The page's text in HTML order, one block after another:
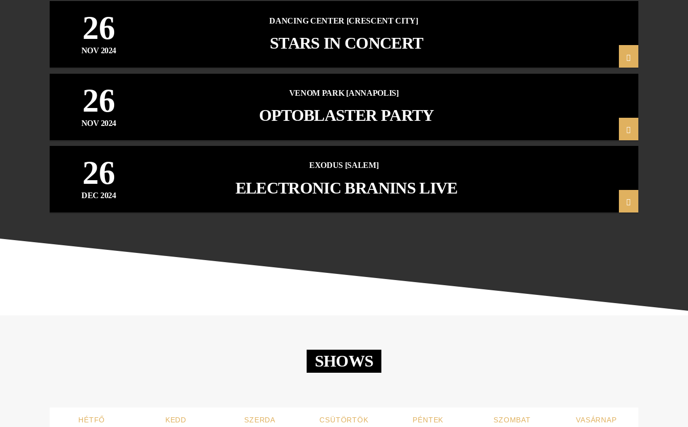
26
NOV 2024
DANCING CENTER [CRESCENT CITY]
STARS IN CONCERT
26
NOV 2024
VENOM PARK [ANNAPOLIS]
OPTOBLASTER PARTY
26
DEC 2024
EXODUS [SALEM]
ELECTRONIC BRANINS LIVE
SHOWS
HÉTFŐ KEDD SZERDA CSÜTÖRTÖK PÉNTEK SZOMBAT VASÁRNAP